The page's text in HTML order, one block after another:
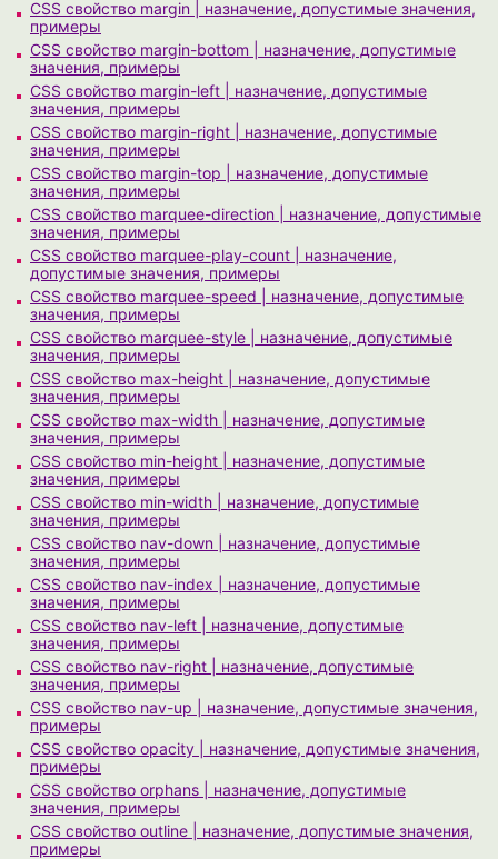
CSS свойство margin | назначение, допустимые значения,
примеры
CSS свойство margin-bottom | назначение, допустимые
значения, примеры
CSS свойство margin-left | назначение, допустимые
значения, примеры
CSS свойство margin-right | назначение, допустимые
значения, примеры
CSS свойство margin-top | назначение, допустимые
значения, примеры
CSS свойство marquee-direction | назначение, допустимые
значения, примеры
CSS свойство marquee-play-count | назначение,
допустимые значения, примеры
CSS свойство marquee-speed | назначение, допустимые
значения, примеры
CSS свойство marquee-style | назначение, допустимые
значения, примеры
CSS свойство max-height | назначение, допустимые
значения, примеры
CSS свойство max-width | назначение, допустимые
значения, примеры
CSS свойство min-height | назначение, допустимые
значения, примеры
CSS свойство min-width | назначение, допустимые
значения, примеры
CSS свойство nav-down | назначение, допустимые
значения, примеры
CSS свойство nav-index | назначение, допустимые
значения, примеры
CSS свойство nav-left | назначение, допустимые
значения, примеры
CSS свойство nav-right | назначение, допустимые
значения, примеры
CSS свойство nav-up | назначение, допустимые значения,
примеры
CSS свойство opacity | назначение, допустимые значения,
примеры
CSS свойство orphans | назначение, допустимые
значения, примеры
CSS свойство outline | назначение, допустимые значения,
примеры